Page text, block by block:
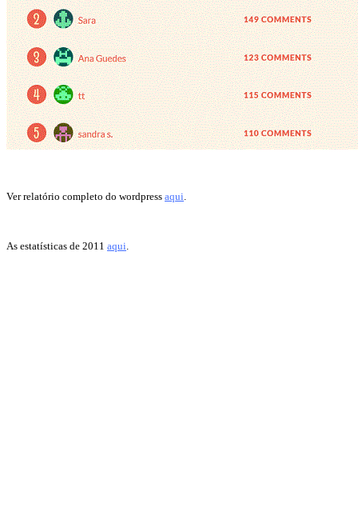
Ver relatório completo do wordpress aqui
As estatísticas de 2011 aqui.